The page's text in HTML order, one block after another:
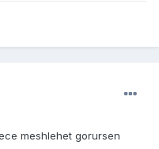
meshlehet gorursen